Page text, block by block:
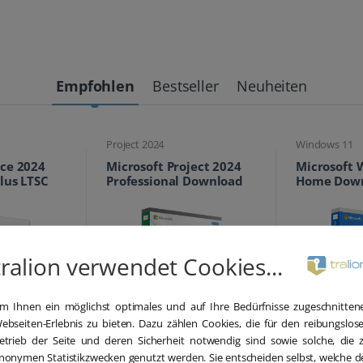
Empfohlen Bestseller Neuheiten
2024
€
Windows 11
Microsoft Windows 11
Home Download
199,00 € 24,95 €
Windows 11
Microsoft
Pro
verwendet Cookies...
Ihnen ein möglichst optimales und auf Ihre Bedürfnisse
Erlebnis zu bieten. Dazu zählen Cookies, die für den
der Seite und deren Sicherheit notwendig sind sowie solche, die
Statistikzwecken genutzt werden. Sie entscheiden selbst, welche